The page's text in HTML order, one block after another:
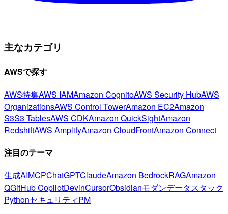
主なカテゴリ
AWSで探す
AWS特集AWS IAMAmazon CognitoAWS Security HubAWS
OrganizationsAWS Control TowerAmazon EC2Amazon
S3S3 TablesAWS CDKAmazon QuickSightAmazon
RedshiftAWS AmplifyAmazon CloudFrontAmazon Connect
注目のテーマ
生成AIMCPChatGPTClaudeAmazon BedrockRAGAmazon
QGitHub CopilotDevinCursorObsidianモダンデータスタック
PythonセキュリティPM